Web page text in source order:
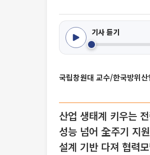
기사 듣기
국립창원대 교수/한국방위산
산업 생태계 키우는
성능 넘어 全주기 지
설계 기반 다져 협력